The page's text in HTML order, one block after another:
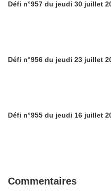
Défi n°957 du jeudi 30 juillet
Défi n°956 du jeudi 23 juillet
Défi n°955 du jeudi 16 juillet
Commentaires